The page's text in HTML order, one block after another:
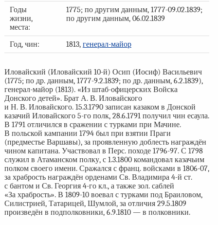
Годы
жизни,
места:
1775; по другим данным, 1777-09.02.1839;
по другим данным, 06.02.1839
Год, чин: 1813, генерал-майор
Иловайский (Иловайский 10-й) Осип (Иосиф) Васильевич
(1775; по др. данным, 1777-9.2.1839; по др. данным, 6.2.1839),
генерал-майор (1813). «Из штаб-офицерских Войска
Донского детей». Брат А. В. Иловайского
и Н. В. Иловайского. 15.3.1790 записан казаком в Донской
казачий Иловайского 5-го полк, 28.6.1791 получил чин есаула.
В 1791 отличился в сражении с турками при Мачине.
В польской кампании 1794 был при взятии Праги
(предместье Варшавы), за проявленную доблесть награждён
чином капитана. Участвовал в Перс. походе 1796-97. С 1798
служил в Атаманском полку, с 1.3.1800 командовал казачьим
полком своего имени. Сражался с франц. войсками в 1806-07,
за храбрость награждён орденами Св. Владимира 4-й ст.
с бантом и Св. Георгия 4-го кл., а также зол. саблей
«За храбрость». В 1809-10 воевал с турками под Браиловом,
Силистрией, Татарицей, Шумлой, за отличия 29.5.1809
произведён в подполковники, 6.9.1810 — в полковники.